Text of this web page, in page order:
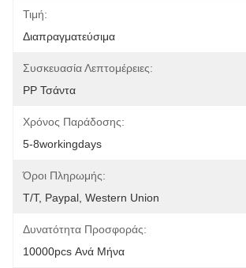
Τιμή:
Διαπραγματεύσιμα
Συσκευασία Λεπτομέρειες:
PP Τσάντα
Χρόνος Παράδοσης:
5-8workingdays
Όροι Πληρωμής:
T/T, Paypal, Western Union
Δυνατότητα Προσφοράς:
10000pcs Ανά Μήνα